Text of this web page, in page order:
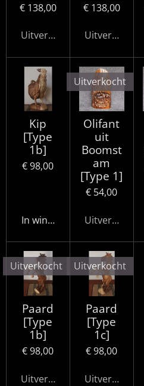
€ 138,00
Uitverkocht
€ 138,00
Uitverkocht
Kip
[Type
1b]
€ 98,00
In winkelwagen
Uitverkocht
Olifant
uit
Boomst
am
[Type 1]
€ 54,00
Uitverkocht
Uitverkocht
Paard
[Type
1b]
€ 98,00
Uitverkocht
Uitverkocht
Paard
[Type
1c]
€ 98,00
Uitverkocht